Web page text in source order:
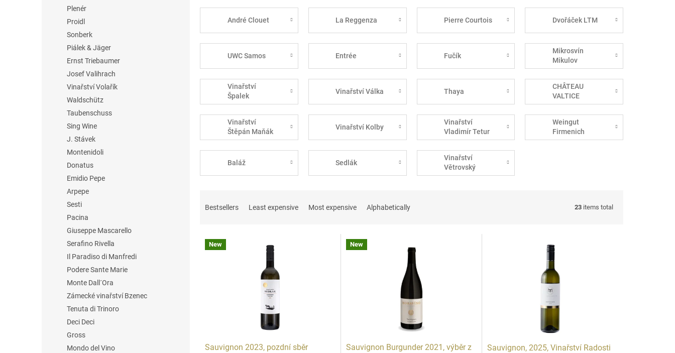
Plenér
Proidl
Sonberk
Piálek & Jäger
Ernst Triebaumer
Josef Valihrach
Vinařství Volařík
Waldschütz
Taubenschuss
Sing Wine
J. Stávek
Montenidoli
Donatus
Emidio Pepe
Arpepe
Sesti
Pacina
Giuseppe Mascarello
Serafino Rivella
Il Paradiso di Manfredi
Podere Sante Marie
Monte Dall´Ora
Zámecké vinařství Bzenec
Tenuta di Trinoro
Deci Deci
Gross
Mondo del Vino
André Clouet La Reggenza Pierre Courtois Dvořáček LTM
UWC Samos Entrée Fučík
Mikrosvín
Mikulov
Vinařství
Špalek
Vinařství Válka Thaya
CHÂTEAU
VALTICE
Vinařství
Štěpán Maňák
Vinařství Kolby
Vinařství
Vladimír Tetur
Weingut
Firmenich
Baláž Sedlák
Vinařství
Větrovský
Bestsellers Least expensive Most expensive Alphabetically 23 items total
New
Sauvignon 2023, pozdní sběr
New
Sauvignon Burgunder 2021, výběr z
Sauvignon, 2025, Vinařství Radosti